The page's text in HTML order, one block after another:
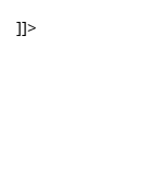
]]>